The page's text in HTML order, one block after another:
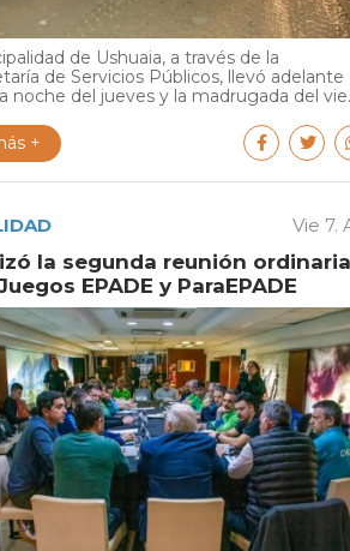
de Ushuaia, a través de la
de Servicios Públicos, llevó adelante
noche del jueves y la madrugada del
+
Vie 7.
la segunda reunión ordinaria
EPADE y ParaEPADE